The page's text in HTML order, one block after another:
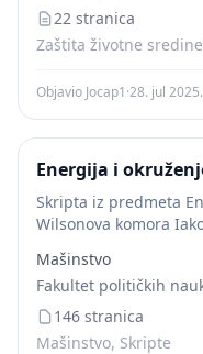
22 stranica
Zaštita životne
Objavio Jocap1·28. jul 2025.
Energija i
Skripta iz predmeta
Wilsonova komora
pojam savršenstva
što su to uostalom...
Mašinstvo
Fakultet političkih
146 stranica
Mašinstvo, Skripte